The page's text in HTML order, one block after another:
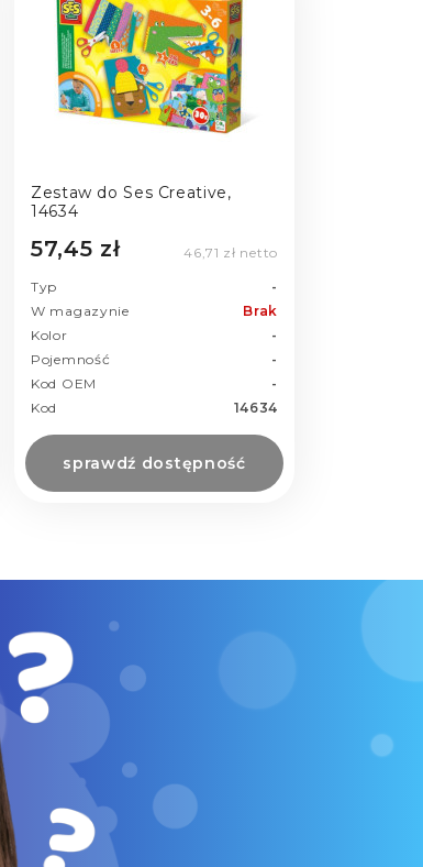
Zestaw do Ses Creative,
14634
57,45 zł 46,71 zł netto
Typ
-
W magazynie
Brak
Kolor
-
Pojemność
-
Kod OEM
-
Kod
14634
sprawdź dostępność